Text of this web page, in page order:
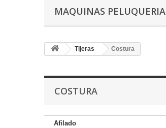
MAQUINAS PELUQUERIA
Tijeras Costura
COSTURA
Afilado